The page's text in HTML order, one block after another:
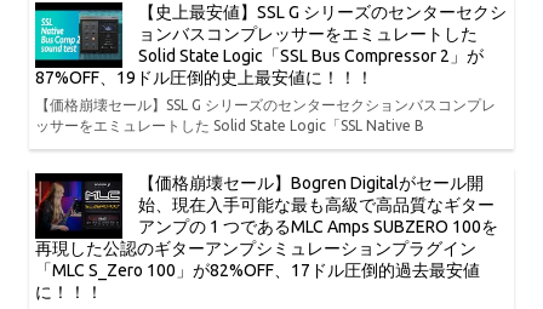
【史上最安値】SSL G シリーズのセンターセクシ
ョンバスコンプレッサーをエミュレートした
Solid State Logic「SSL Bus Compressor 2」が
87%OFF、19ドル圧倒的史上最安値に！！！
【価格崩壊セール】SSL G シリーズのセンターセクションバスコンプレ
ッサーをエミュレートした Solid State Logic「SSL Native B
【価格崩壊セール】Bogren Digitalがセール開
始、現在入手可能な最も高級で高品質なギター
アンプの 1 つであるMLC Amps SUBZERO 100を
再現した公認のギターアンプシミュレーションプラグイン
「MLC S_Zero 100」が82%OFF、17ドル圧倒的過去最安値
に！！！